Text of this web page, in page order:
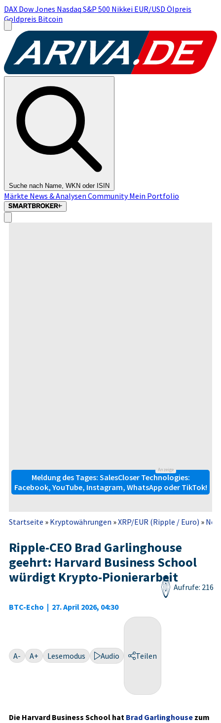
DAX Dow Jones Nasdaq S&P 500 Nikkei EUR/USD Ölpreis
Goldpreis Bitcoin
Suche nach Name, WKN oder ISIN
Märkte News & Analysen CommunityMein Portfolio
Anzeige
Meldung des Tages: SalesCloser Technologies:
Facebook, YouTube, Instagram, WhatsApp oder TikTok!
Startseite » Kryptowährungen »XRP/EUR (Ripple / Euro) »
Ripple-CEO Brad Garlinghouse
geehrt: Harvard Business School
würdigt Krypto-Pionierarbeit
BTC-Echo | 27. April 2026, 04:30
Aufrufe: 216
A- A+ Lesemodus Audio Teilen
Die Harvard Business School hat Brad Garlinghouse zum